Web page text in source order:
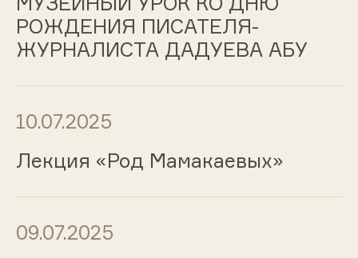
РОЖДЕНИЯ ПИСАТЕЛЯ-
ЖУРНАЛИСТА ДАДУЕВА АБУ
10.07.2025
Лекция «Род Мамакаевых»
09.07.2025